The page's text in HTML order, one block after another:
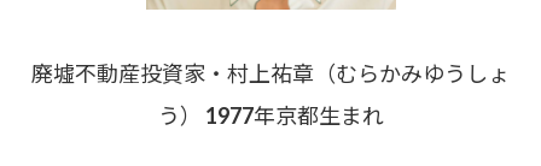
廃墟不動産投資家・村上祐章（むらかみゆうしょ
う） 1977年京都生まれ